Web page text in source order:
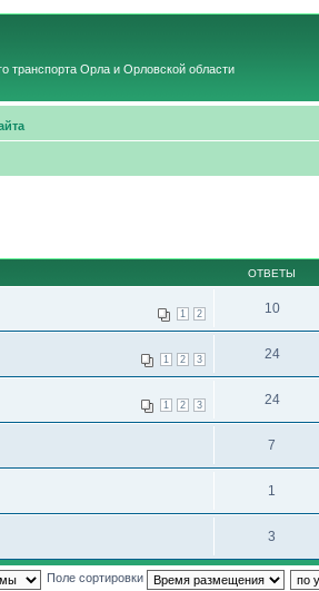
Орла и Орловской области
ОТВЕТЫ
1 2 10
1 2 3 24
1 2 3 24
7
1
3
Поле сортировки